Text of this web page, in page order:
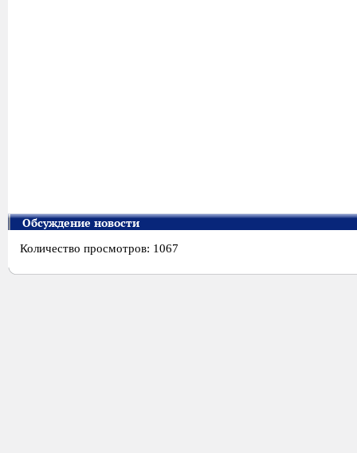
Обсуждение новости
Количество просмотров: 1067